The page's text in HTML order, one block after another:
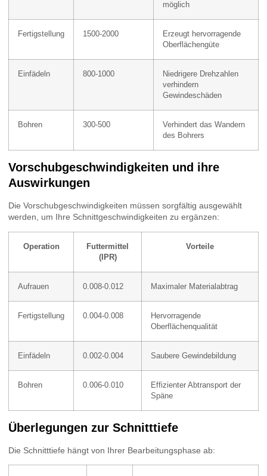
möglich
Fertigstellung 1500-2000
Erzeugt hervorragende
Oberflächengüte
Einfädeln 800-1000
Niedrigere Drehzahlen
verhindern
Gewindeschäden
Bohren 300-500
Verhindert das Wandern
des Bohrers
Vorschubgeschwindigkeiten und ihre
Auswirkungen
Die Vorschubgeschwindigkeiten müssen sorgfältig ausgewählt
werden, um Ihre Schnittgeschwindigkeiten zu ergänzen:
Operation
Futtermittel
(IPR)
Vorteile
Aufrauen 0.008-0.012 Maximaler Materialabtrag
Fertigstellung 0.004-0.008
Hervorragende
Oberflächenqualität
Einfädeln 0.002-0.004 Saubere Gewindebildung
Bohren 0.006-0.010
Effizienter Abtransport der
Späne
Überlegungen zur Schnitttiefe
Die Schnitttiefe hängt von Ihrer Bearbeitungsphase ab: